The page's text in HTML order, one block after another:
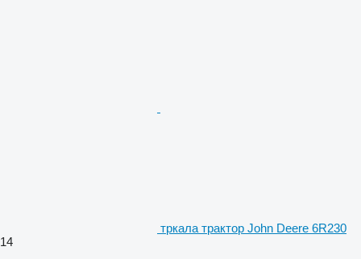
тркала трактор John Deere 6R230
14